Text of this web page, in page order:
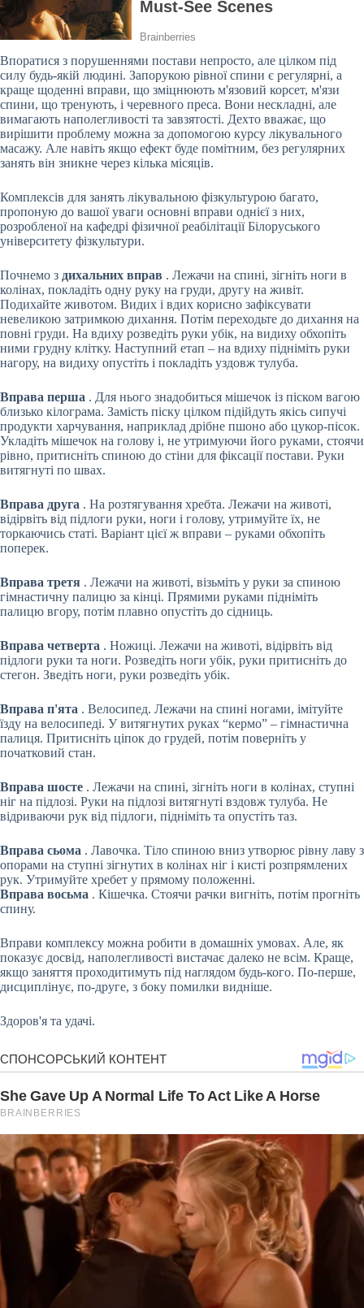
Впоратися з порушеннями постави непросто, але цілком під
силу будь-якій людині. Запорукою рівної спини є регулярні, а
краще щоденні вправи, що зміцнюють м'язовий корсет, м'язи
спини, що тренують, і черевного преса. Вони нескладні, але
вимагають наполегливості та завзятості. Дехто вважає, що
вирішити проблему можна за допомогою курсу лікувального
масажу. Але навіть якщо ефект буде помітним, без регулярних
занять він зникне через кілька місяців.
Комплексів для занять лікувальною фізкультурою багато,
пропоную до вашої уваги основні вправи однієї з них,
розробленої на кафедрі фізичної реабілітації Білоруського
університету фізкультури.
Почнемо з дихальних вправ . Лежачи на спині, зігніть ноги в
колінах, покладіть одну руку на груди, другу на живіт.
Подихайте животом. Видих і вдих корисно зафіксувати
невеликою затримкою дихання. Потім переходьте до дихання на
повні груди. На вдиху розведіть руки убік, на видиху обхопіть
ними грудну клітку. Наступний етап – на вдиху підніміть руки
нагору, на видиху опустіть і покладіть уздовж тулуба.
Вправа перша . Для нього знадобиться мішечок із піском вагою
близько кілограма. Замість піску цілком підійдуть якісь сипучі
продукти харчування, наприклад дрібне пшоно або цукор-пісок.
Укладіть мішечок на голову і, не утримуючи його руками, стоячи
рівно, притисніть спиною до стіни для фіксації постави. Руки
витягнуті по швах.
Вправа друга . На розтягування хребта. Лежачи на животі,
відірвіть від підлоги руки, ноги і голову, утримуйте їх, не
торкаючись статі. Варіант цієї ж вправи – руками обхопіть
поперек.
Вправа третя . Лежачи на животі, візьміть у руки за спиною
гімнастичну палицю за кінці. Прямими руками підніміть
палицю вгору, потім плавно опустіть до сідниць.
Вправа четверта . Ножиці. Лежачи на животі, відірвіть від
підлоги руки та ноги. Розведіть ноги убік, руки притисніть до
стегон. Зведіть ноги, руки розведіть убік.
Вправа п'ята . Велосипед. Лежачи на спині ногами, імітуйте
їзду на велосипеді. У витягнутих руках “кермо” – гімнастична
палиця. Притисніть ціпок до грудей, потім поверніть у
початковий стан.
Вправа шосте . Лежачи на спині, зігніть ноги в колінах, ступні
ніг на підлозі. Руки на підлозі витягнуті вздовж тулуба. Не
відриваючи рук від підлоги, підніміть та опустіть таз.
Вправа сьома . Лавочка. Тіло спиною вниз утворює рівну лаву з
опорами на ступні зігнутих в колінах ніг і кисті розпрямлених
рук. Утримуйте хребет у прямому положенні.
Вправа восьма . Кішечка. Стоячи рачки вигніть, потім прогніть
спину.
Вправи комплексу можна робити в домашніх умовах. Але, як
показує досвід, наполегливості вистачає далеко не всім. Краще,
якщо заняття проходитимуть під наглядом будь-кого. По-перше,
дисциплінує, по-друге, з боку помилки видніше.
Здоров'я та удачі.